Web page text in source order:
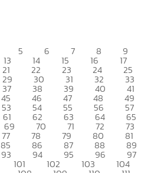
5 6 7 8 9
13 14 15 16 17
21 22 23 24 25
29 30 31 32 33
37 38 39 40 41
45 46 47 48 49
53 54 55 56 57
61 62 63 64 65
69 70 71 72 73
77 78 79 80 81
85 86 87 88 89
93 94 95 96 97
101 102 103 104